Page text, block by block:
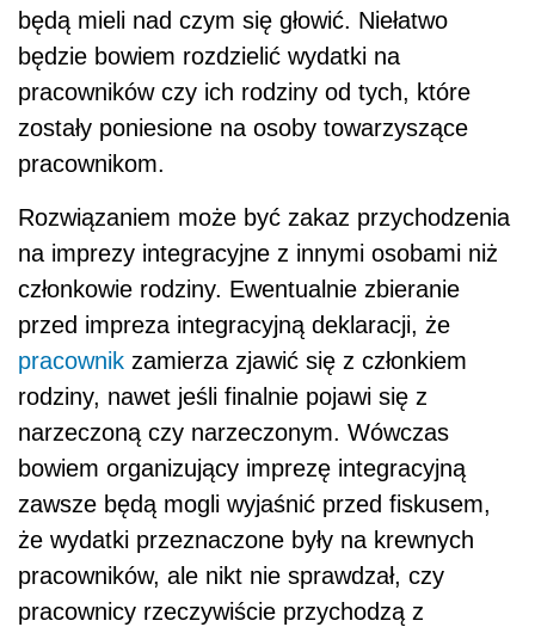
będą mieli nad czym się głowić. Niełatwo
będzie bowiem rozdzielić wydatki na
pracowników czy ich rodziny od tych, które
zostały poniesione na osoby towarzyszące
pracownikom.
Rozwiązaniem może być zakaz przychodzenia
na imprezy integracyjne z innymi osobami niż
członkowie rodziny. Ewentualnie zbieranie
przed impreza integracyjną deklaracji, że
pracownik zamierza zjawić się z członkiem
rodziny, nawet jeśli finalnie pojawi się z
narzeczoną czy narzeczonym. Wówczas
bowiem organizujący imprezę integracyjną
zawsze będą mogli wyjaśnić przed fiskusem,
że wydatki przeznaczone były na krewnych
pracowników, ale nikt nie sprawdzał, czy
pracownicy rzeczywiście przychodzą z